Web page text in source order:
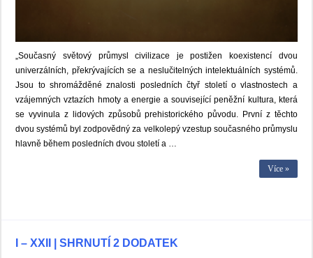
„Současný světový průmysl civilizace je postižen koexistencí dvou
univerzálních, překrývajících se a neslučitelných intelektuálních systémů.
Jsou to shromážděné znalosti posledních čtyř století o vlastnostech a
vzájemných vztazích hmoty a energie a související peněžní kultura, která
se vyvinula z lidových způsobů prehistorického původu. První z těchto
dvou systémů byl zodpovědný za velkolepý vzestup současného průmyslu
hlavně během posledních dvou století a …
Více »
I – XXII | SHRNUTÍ 2 DODATEK